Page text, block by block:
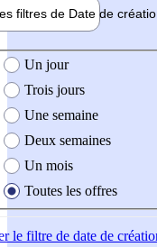
filtres de Date de
création de l'offre
Un jour
Trois jours
Une semaine
Deux semaines
Un mois
Toutes les offres
le filtre de date de